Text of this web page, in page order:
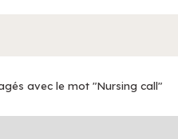
avec le mot "Nursing call"